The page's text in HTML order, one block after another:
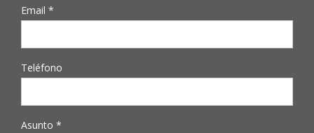
Email *
Teléfono
Asunto *